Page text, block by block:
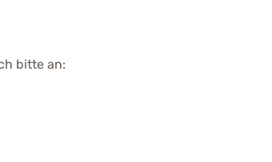
bitte an: